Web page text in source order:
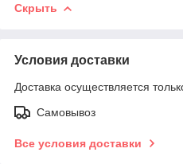
Скрыть
Условия доставки
Доставка осуществляется
Самовывоз
Все условия доставки